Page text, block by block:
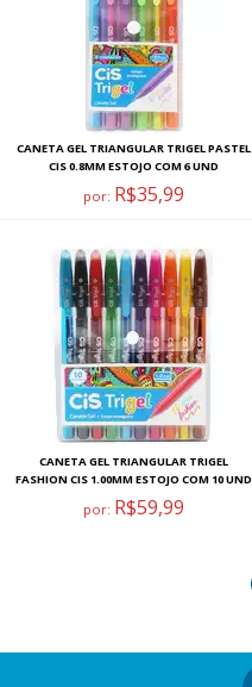
CANETA GEL TRIANGULAR TRIGEL PASTEL
CIS 0.8MM ESTOJO COM 6 UND
por: R$35,99
CANETA GEL TRIANGULAR TRIGEL
FASHION CIS 1.00MM ESTOJO COM 10 UND
por: R$59,99